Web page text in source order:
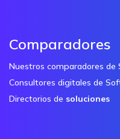
Comparadores
Nuestros comparadores de
Consultores digitales de
Directorios de soluciones